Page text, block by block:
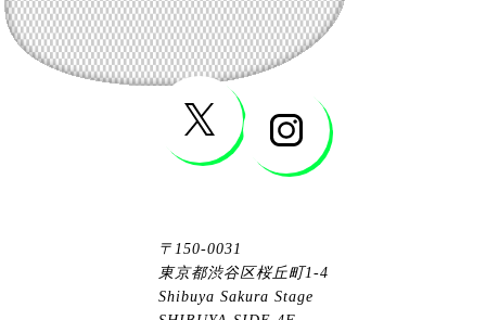
〒150-0031
東京都渋谷区桜丘町1-4
Shibuya Sakura Stage